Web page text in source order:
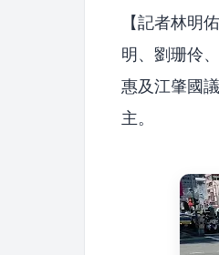
【記者林明
明、劉珊伶
惠及江肇國
主。